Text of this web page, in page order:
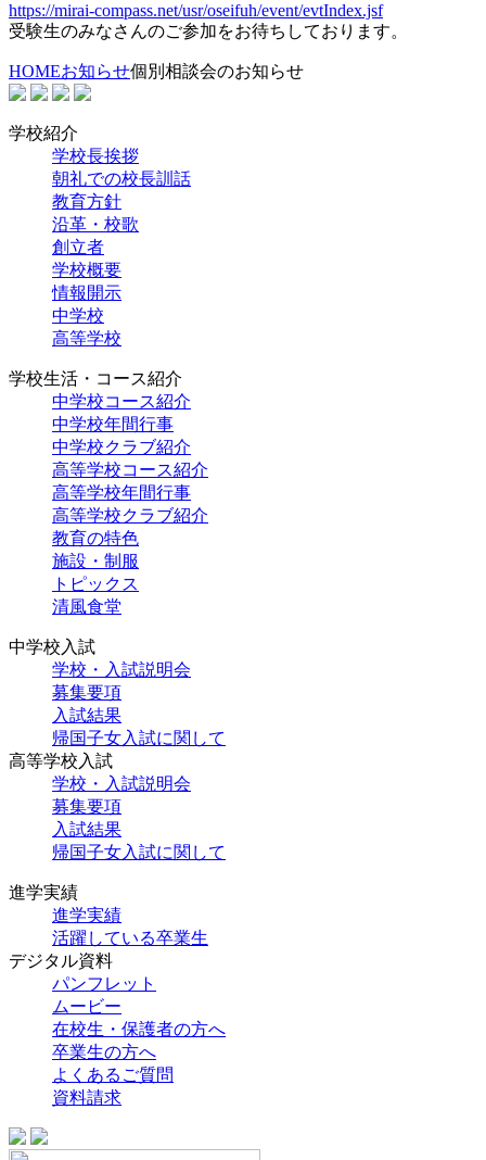
https://mirai-compass.net/usr/oseifuh/event/evtIndex.jsf
受験生のみなさんのご参加をお待ちしております。
HOMEお知らせ個別相談会のお知らせ
学校紹介
学校長挨拶
朝礼での校長訓話
教育方針
沿革・校歌
創立者
学校概要
情報開示
中学校
高等学校
学校生活・コース紹介
中学校コース紹介
中学校年間行事
中学校クラブ紹介
高等学校コース紹介
高等学校年間行事
高等学校クラブ紹介
教育の特色
施設・制服
トピックス
清風食堂
中学校入試
学校・入試説明会
募集要項
入試結果
帰国子女入試に関して
高等学校入試
学校・入試説明会
募集要項
入試結果
帰国子女入試に関して
進学実績
進学実績
活躍している卒業生
デジタル資料
パンフレット
ムービー
在校生・保護者の方へ
卒業生の方へ
よくあるご質問
資料請求